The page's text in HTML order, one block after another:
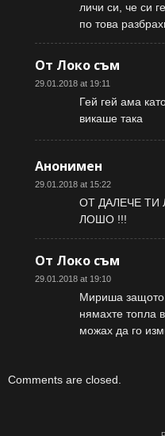
личи си, че си
по това
От Локо съм
29.01.2018 at 19:11
Гей гей ама
викаше така
Анонимен
29.01.2018 at 15:22
ОТ ДАЛЕЧЕ
ЛОШО !!!
От Локо съм
29.01.2018 at 19:10
Мириша защото
нямахте топла
можах да го
Comments are closed.